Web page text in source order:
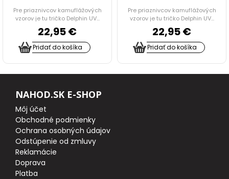
Pre priaznivcov kamuflážových
vzorov je tu tričko Delphin UV...
22,95 €
Pridať do košíka
Pre priaznivcov kamuflážových
vzorov je tu tričko Delphin UV...
22,95 €
Pridať do košíka
NAHOD.SK E-SHOP
Môj účet
Obchodné podmienky
Ochrana osobných údajov
Odstúpenie od zmluvy
Reklamácie
Doprava
Platba
HLÁSIČE
SADY SIGNALIZÁTOROV
DOPLNKY K STOJANOM, SIGNALIZÁTOROM
NÁSTRAHY